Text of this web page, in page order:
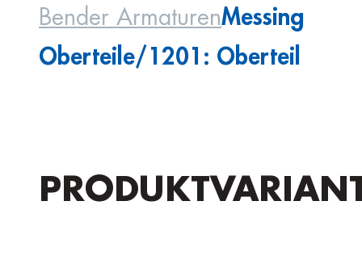
Bender ArmaturenMessing
Oberteile/1201: Oberteil